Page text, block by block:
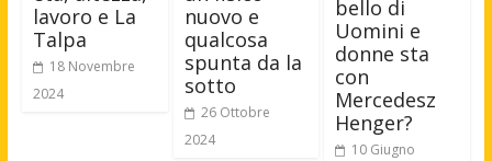
lavoro e La
Talpa
18 Novembre
2024
nuovo e
qualcosa
spunta da la
sotto
26 Ottobre
2024
bello di
Uomini e
donne sta
con
Mercedesz
Henger?
10 Giugno